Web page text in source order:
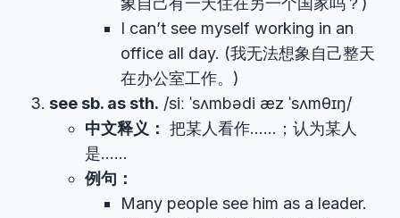
I can’t see myself working in an
office all day. (我无法想象自己整天
在办公室工作。)
see sb. as sth. /siː ˈsʌmbədi æz ˈsʌmθɪŋ/
中文释义： 把某人看作……；认为某人
是……
例句：
Many people see him as a leader.